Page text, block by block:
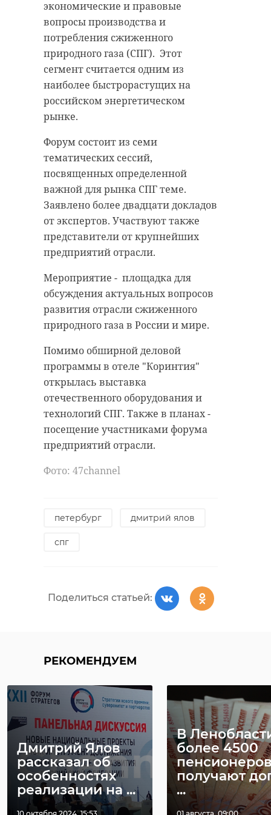
экономические и правовые
вопросы производства и
потребления сжиженного
природного газа (СПГ). Этот
сегмент считается одним из
наиболее быстрорастущих на
российском энергетическом
рынке.
Форум состоит из семи
тематических сессий,
посвященных определенной
важной для рынка СПГ теме.
Заявлено более двадцати докладов
от экспертов. Участвуют также
представители от крупнейших
предприятий отрасли.
Мероприятие - площадка для
обсуждения актуальных вопросов
развития отрасли сжиженного
природного газа в России и мире.
Помимо обширной деловой
программы в отеле "Коринтия"
открылась выставка
отечественного оборудования и
технологий СПГ. Также в планах -
посещение участниками форума
предприятий отрасли.
Фото: 47channel
петербург дмитрий ялов
спг
Поделиться статьей:
РЕКОМЕНДУЕМ
Дмитрий Ялов
рассказал об
особенностях
реализации на ...
В
более 4500
получают
...
знакомый.
В настоящий момент
злоумышленник - 14-летний
житель Санкт-Петербурга -
разыскивается. Известно, что
юноша нигде не работает и не
учится. Ориентировка на юного
отделы полиции.
Возбуждено уголовное дело.
Ведется следствие.
кудрово грабеж
Поделиться статьей:
РЕКОМЕНДУЕМ
Восьмиклассники
ограбили сво ...
Как рассказали в телеграм-канале
Dorogi_47, в уборке задействованы
около 400 единиц спецтехники.
Дороги также расчищают почти
600 человек.
Работы продолжаются в
круглосуточном режиме.Горячая
линия «Ленавтодора» для приема
заявок— 8-812-660-46-47. Связаться
с дорожниками также можно
через их телеграм-канал.
Отметим, снегопад продолжится и
во вторник, 28 ноября. Осадки с
малой интенсивностью
ожидаются до 21:00. Водителей
просят быть внимательнее на
дорогах.
дорожники
Поделиться статьей: